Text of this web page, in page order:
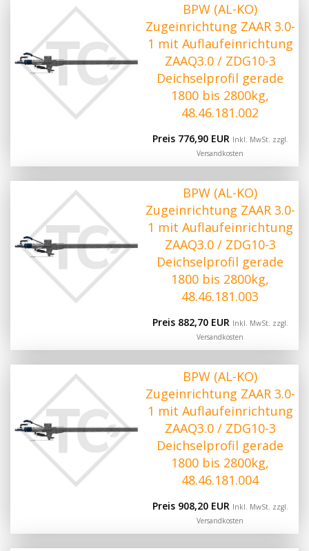
BPW (AL-KO)
Zugeinrichtung ZAAR 3.0-
1 mit Auflaufeinrichtung
ZAAQ3.0 / ZDG10-3
Deichselprofil gerade
1800 bis 2800kg,
48.46.181.002
Preis 776,90 EUR Inkl. MwSt. zzgl.
Versandkosten
BPW (AL-KO)
Zugeinrichtung ZAAR 3.0-
1 mit Auflaufeinrichtung
ZAAQ3.0 / ZDG10-3
Deichselprofil gerade
1800 bis 2800kg,
48.46.181.003
Preis 882,70 EUR Inkl. MwSt. zzgl.
Versandkosten
BPW (AL-KO)
Zugeinrichtung ZAAR 3.0-
1 mit Auflaufeinrichtung
ZAAQ3.0 / ZDG10-3
Deichselprofil gerade
1800 bis 2800kg,
48.46.181.004
Preis 908,20 EUR Inkl. MwSt. zzgl.
Versandkosten